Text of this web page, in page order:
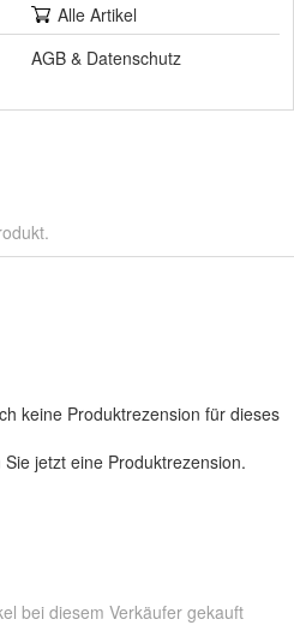
Alle Artikel
AGB & Datenschutz
keine Produktrezension für dieses
Sie jetzt eine Produktrezension.
bei diesem Verkäufer gekauft